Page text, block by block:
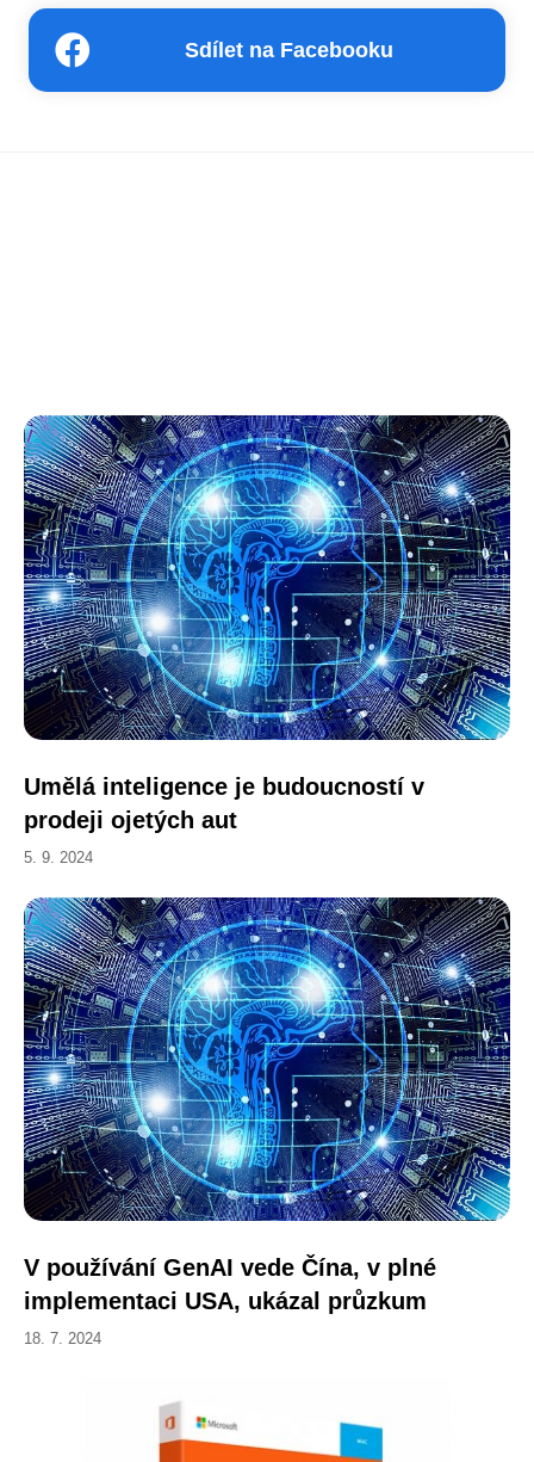
Sdílet na Facebooku
Umělá inteligence je budoucností v
prodeji ojetých aut
5. 9. 2024
V používání GenAI vede Čína, v plné
implementaci USA, ukázal průzkum
18. 7. 2024